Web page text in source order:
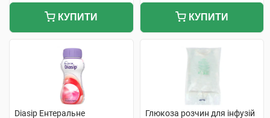
КУПИТИ КУПИТИ
Diasip Ентеральне Глюкоза розчин для інфузій